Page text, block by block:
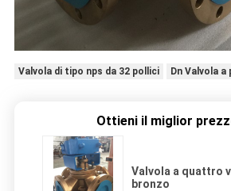
Valvola di tipo nps da 32 pollici Dn Valvola a
Ottieni il miglior
Valvola a quattro
bronzo